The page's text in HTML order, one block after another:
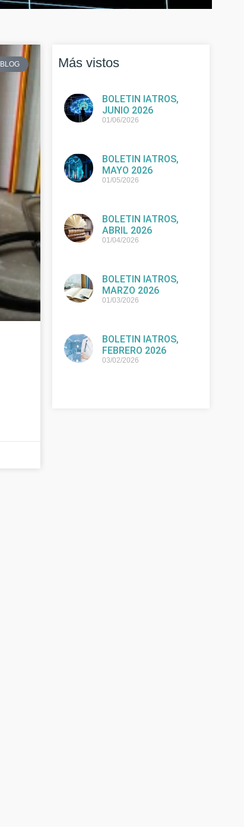
BLOG Más vistos
BOLETIN IATROS,
JUNIO 2026
01/06/2026
BOLETIN IATROS,
MAYO 2026
01/05/2026
BOLETIN IATROS,
ABRIL 2026
01/04/2026
BOLETIN IATROS,
MARZO 2026
01/03/2026
BOLETIN IATROS,
FEBRERO 2026
03/02/2026